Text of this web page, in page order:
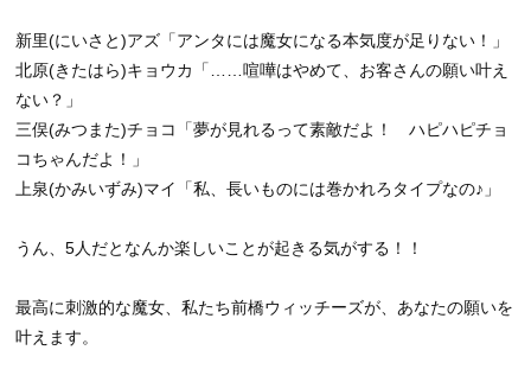
新里(にいさと)アズ「アンタには魔女になる本気度が足りない！」
北原(きたはら)キョウカ「……喧嘩はやめて、お客さんの願い叶え
ない？」
三俣(みつまた)チョコ「夢が見れるって素敵だよ！ ハピハピチョ
コちゃんだよ！」
上泉(かみいずみ)マイ「私、長いものには巻かれろタイプなの♪」
うん、5人だとなんか楽しいことが起きる気がする！！
最高に刺激的な魔女、私たち前橋ウィッチーズが、あなたの願いを
叶えます。